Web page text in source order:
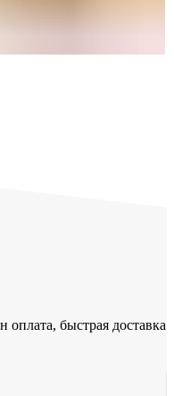
оплата, быстрая доставка